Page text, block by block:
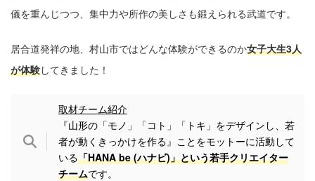
儀を重んじつつ、集中⼒や所作の美しさも鍛えられる武道です。
居合道発祥の地、村⼭市ではどんな体験ができるのか⼥⼦⼤⽣3⼈
が体験してきました！
取材チーム紹介
『⼭形の「モノ」「コト」「トキ」をデザインし、若
者が動くきっかけを作る』ことをモットーに活動して
いる「HANA be (ハナビ)」という若⼿クリエイター
チームです。